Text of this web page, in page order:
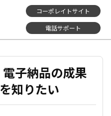
コーポレイトサイト
電話サポート
電子納品の成果
知りたい